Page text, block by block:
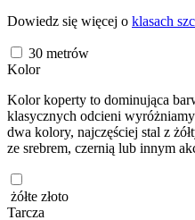
Dowiedz się więcej o klasach
30 metrów
Kolor
Kolor koperty to dominująca
klasycznych odcieni
dwa kolory, najczęściej stal z
ze srebrem, czernią lub innym
żółte złoto
Tarcza